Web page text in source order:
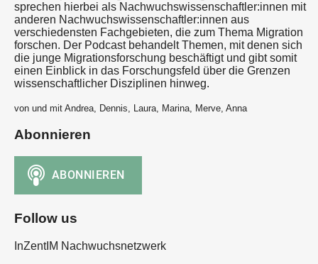
sprechen hierbei als Nachwuchswissenschaftler:innen mit
anderen Nachwuchswissenschaftler:innen aus
verschiedensten Fachgebieten, die zum Thema Migration
forschen. Der Podcast behandelt Themen, mit denen sich
die junge Migrationsforschung beschäftigt und gibt somit
einen Einblick in das Forschungsfeld über die Grenzen
wissenschaftlicher Disziplinen hinweg.
von und mit Andrea, Dennis, Laura, Marina, Merve, Anna
Abonnieren
Follow us
InZentIM Nachwuchsnetzwerk